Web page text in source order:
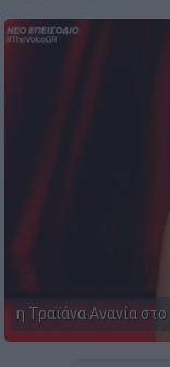
η Τραϊάνα Ανανία